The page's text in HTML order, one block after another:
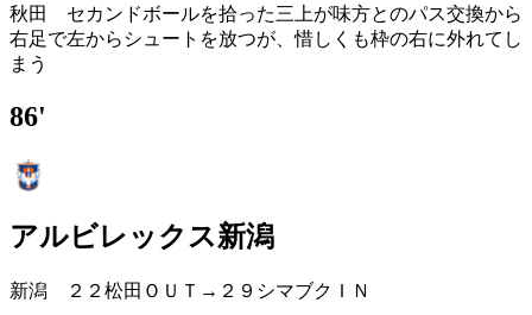
秋田 セカンドボールを拾った三上が味方とのパス交換から
右足で左からシュートを放つが、惜しくも枠の右に外れてし
まう
86'
アルビレックス新潟
新潟 ２２松田ＯＵＴ→２９シマブクＩＮ